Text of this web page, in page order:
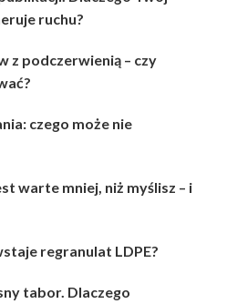
ruchu?
z podczerwienią – czy
czego może nie
warte mniej, niż myślisz – i
regranulat LDPE?
tabor. Dlaczego